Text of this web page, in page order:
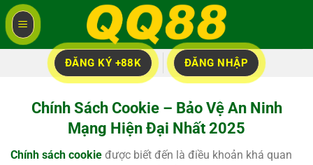
Bỏ
qua
nội
ĐĂNG KÝ +88K ĐĂNG NHẬP
Chính Sách Cookie – Bảo Vệ An Ninh
Mạng Hiện Đại Nhất 2025
Chính sách cookie được biết đến là điều khoản khá quan